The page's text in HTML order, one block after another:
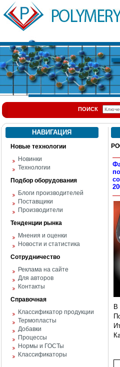
ПОИСК
НАВИГАЦИЯ
Новые технологии
Новинки
Технологии
Подбор оборудования
Блоги производителей
Поставщики
Производители
Тенденции рынка
Мнения и оценки
Новости и статистика
Сотрудничество
Реклама на сайте
Для авторов
Контакты
Справочная
Классификатор продукции
Термопласты
Добавки
Процессы
Нормы и ГОСТы
Классификаторы
В